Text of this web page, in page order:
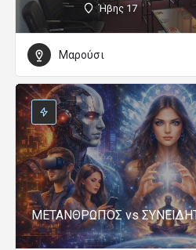
Ήβης 17
Μαρούσι
ΜΕΤΑΝΘΡΩΠΟΣ vs